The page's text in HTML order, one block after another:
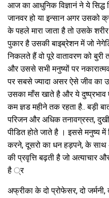
आज का आधुनिक विज्ञानं ने ये
जानवर हो या इन्सान अगर उसको
के पहले मारा जाता है तो उसके
पुकार है उसकी बाइब्रेशन में जो
निकलते हैं वो पूरे वातावरण को बुरी
और उससे सभी मनुष्यों पर
पर सबसे ज्यादा असर ऐसे जीव का
उसका माँस खाते है और ये
कम ज्ञड महीने तक रहता है.. बड़ी
परिजन और अधिक तनावग्रस्त,
पीडित होते जाते है । इससे मनुष्य में
करने, दूसरो का धन हड़पने, के साथ
की प्रवृत्ति बढ़ती है जो अत्याचार
है ्र
अफ्रीका के दो प्रोफेसर, दो